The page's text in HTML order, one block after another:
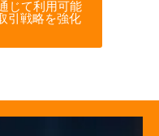
じて利用可能
引戦略を強化